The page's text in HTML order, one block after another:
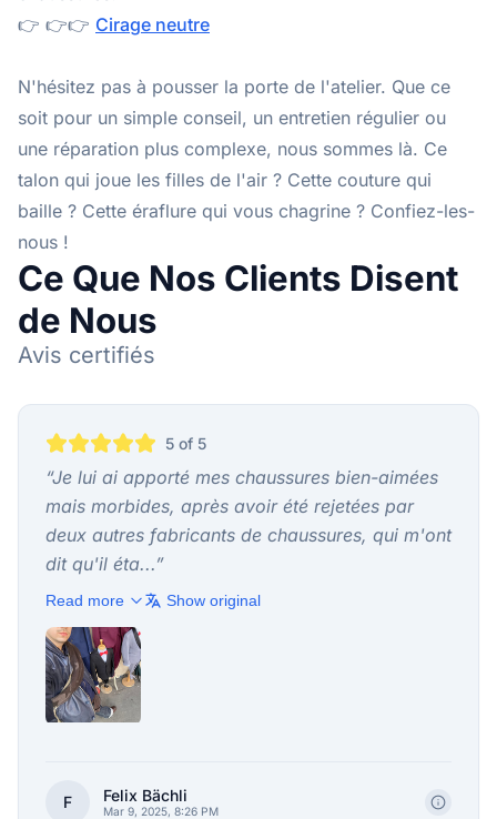
👉 👉👉 Cirage neutre
N'hésitez pas à pousser la porte de l'atelier. Que ce
soit pour un simple conseil, un entretien régulier ou
une réparation plus complexe, nous sommes là. Ce
talon qui joue les filles de l'air ? Cette couture qui
baille ? Cette éraflure qui vous chagrine ? Confiez-les-
nous !
Ce Que Nos Clients Disent
de Nous
Avis certifiés
5 of 5
“Je lui ai apporté mes chaussures bien-aimées
mais morbides, après avoir été rejetées par
deux autres fabricants de chaussures, qui m'ont
dit qu'il éta...”
Read more Show original
F Felix Bächli
Mar 9, 2025, 8:26 PM